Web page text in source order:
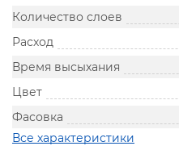
Количество слоев
Расход
Время высыхания
Цвет
Фасовка
Все характеристики